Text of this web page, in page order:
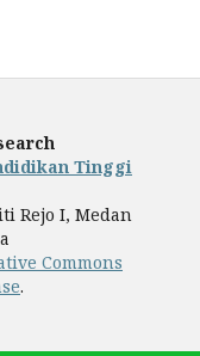
Tinggi
Rejo I, Medan
Commons
.